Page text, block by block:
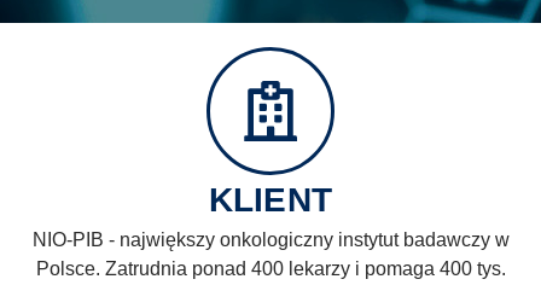
EFTISARC-NEO
(STUDIUM
PRZYPADKU)
Dowiedz się, jak CliniNote zrewolucjonizowało gromadzenie
Real-World Data w kluczowych badaniach klinicznych w
onkologii
KLIENT
NIO-PIB - największy onkologiczny instytut badawczy w
Polsce. Zatrudnia ponad 400 lekarzy i pomaga 400 tys.